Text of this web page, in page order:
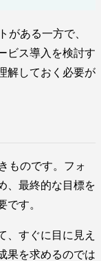
がある一方で、
ビス導入を検討す
解しておく必要が
ものです。フォ
、最終的な目標を
です。
、すぐに目に見え
果を求めるのでは